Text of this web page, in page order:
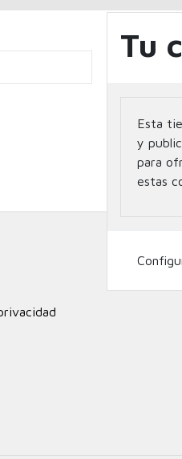
No
Tu
Esta
y
para
estas